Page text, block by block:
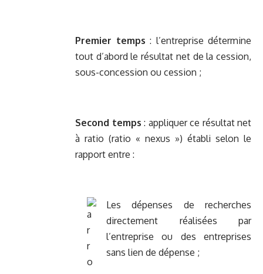
Premier temps : l’entreprise détermine
tout d’abord le résultat net de la cession,
sous-concession ou cession ;
Second temps : appliquer ce résultat net
à ratio (ratio « nexus ») établi selon le
rapport entre :
Les dépenses de recherches
directement réalisées par
l’entreprise ou des entreprises
sans lien de dépense ;